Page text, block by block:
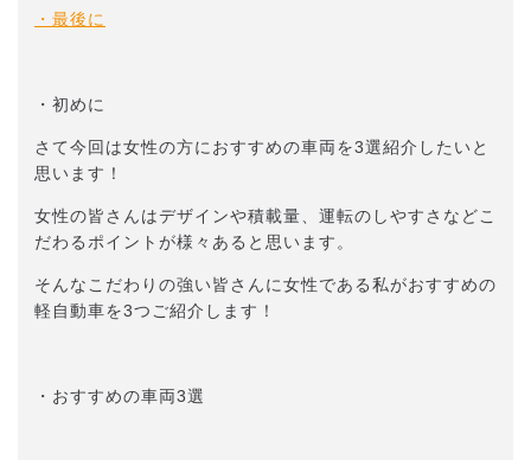
・最後に
・初めに
さて今回は女性の方におすすめの車両を3選紹介したいと
思います！
女性の皆さんはデザインや積載量、運転のしやすさなどこ
だわるポイントが様々あると思います。
そんなこだわりの強い皆さんに女性である私がおすすめの
軽自動車を3つご紹介します！
・おすすめの車両3選